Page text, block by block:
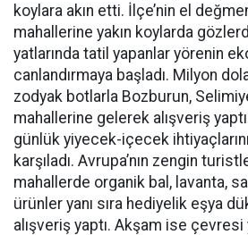
koylara akın etti. İlçe’nin el
mahallerine yakın koylarda
yatlarında tatil yapanlar yörenin
canlandırmaya başladı. Milyon
zodyak botlarla Bozburun,
mahallerine gelerek alışveriş
günlük yiyecek-içecek
karşıladı. Avrupa’nın zengin
mahallerde organik bal, lavanta,
ürünler yanı sıra hediyelik eşya
alışveriş yaptı. Akşam ise